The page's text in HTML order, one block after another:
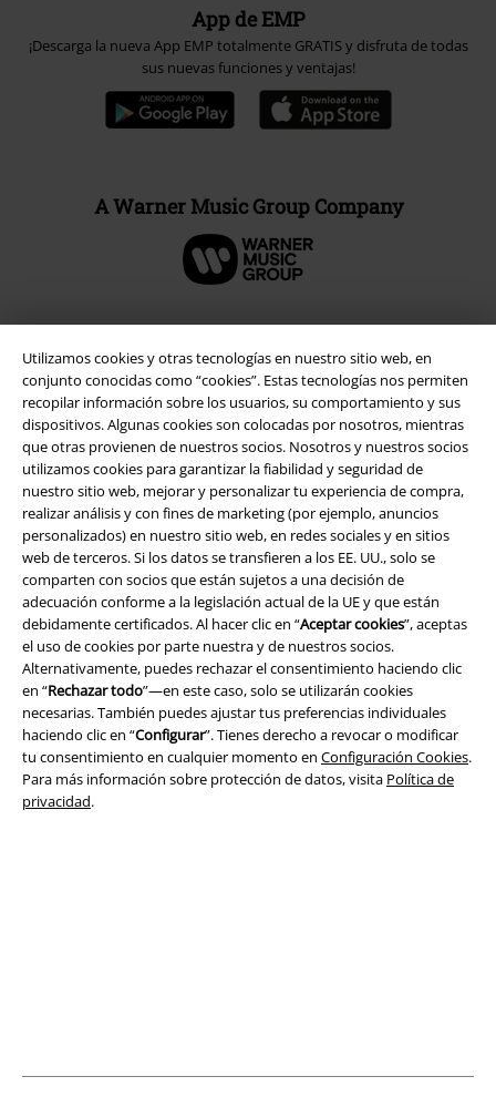
Utilizamos cookies y otras tecnologías en nuestro sitio web, en
conjunto conocidas como “cookies”. Estas tecnologías nos permiten
recopilar información sobre los usuarios, su comportamiento y sus
dispositivos. Algunas cookies son colocadas por nosotros, mientras
que otras provienen de nuestros socios. Nosotros y nuestros socios
utilizamos cookies para garantizar la fiabilidad y seguridad de
nuestro sitio web, mejorar y personalizar tu experiencia de compra,
realizar análisis y con fines de marketing (por ejemplo, anuncios
personalizados) en nuestro sitio web, en redes sociales y en sitios
web de terceros. Si los datos se transfieren a los EE. UU., solo se
comparten con socios que están sujetos a una decisión de
adecuación conforme a la legislación actual de la UE y que están
debidamente certificados. Al hacer clic en “Aceptar cookies”, aceptas
el uso de cookies por parte nuestra y de nuestros socios.
Alternativamente, puedes rechazar el consentimiento haciendo clic
en “Rechazar todo”—en este caso, solo se utilizarán cookies
necesarias. También puedes ajustar tus preferencias individuales
haciendo clic en “Configurar”. Tienes derecho a revocar o modificar
tu consentimiento en cualquier momento en Configuración Cookies.
Para más información sobre protección de datos, visita Política de
privacidad.
App de EMP
¡Descarga la nueva App EMP totalmente GRATIS y disfruta de todas
sus nuevas funciones y ventajas!
A Warner Music Group Company
Seguridad
Legal
Términos y Condiciones
Aviso Legal
Cancelar pedido